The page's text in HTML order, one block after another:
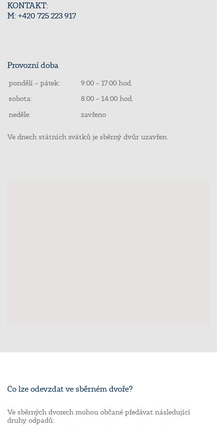
KONTAKT:
M: +420 725 223 917
Provozní doba
pondělí – pátek:
9:00 – 17:00 hod.
sobota:
8:00 – 14:00 hod.
neděle:
zavřeno
Ve dnech státních svátků je sběrný dvůr uzavřen.
Co lze odevzdat ve sběrném dvoře?
Ve sběrných dvorech mohou občané předávat následující
druhy odpadů: